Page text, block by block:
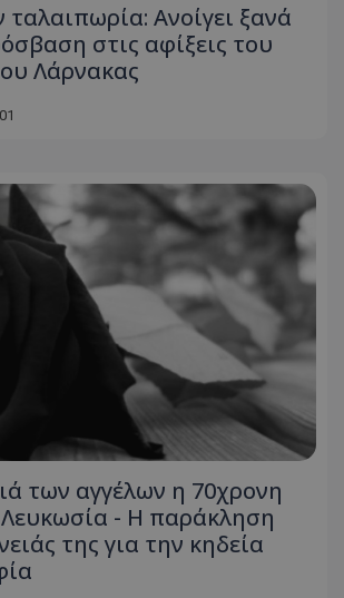
ταλαιπωρία: Ανοίγει ξανά
στις αφίξεις του
Λάρνακας
των αγγέλων η 70χρονη
- Η παράκληση
της για την κηδεία